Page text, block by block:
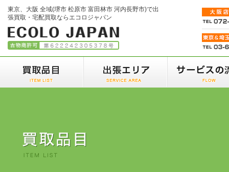
東京、大阪 全域(堺市 松原市 富田林市 河内長野市)で出
張買取・宅配買取ならエコロジャパン